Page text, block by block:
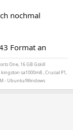
nochmal
Format an
One, 16 GB Gskill
sa1000m8 , Crucial P1,
- Ubuntu/Windows